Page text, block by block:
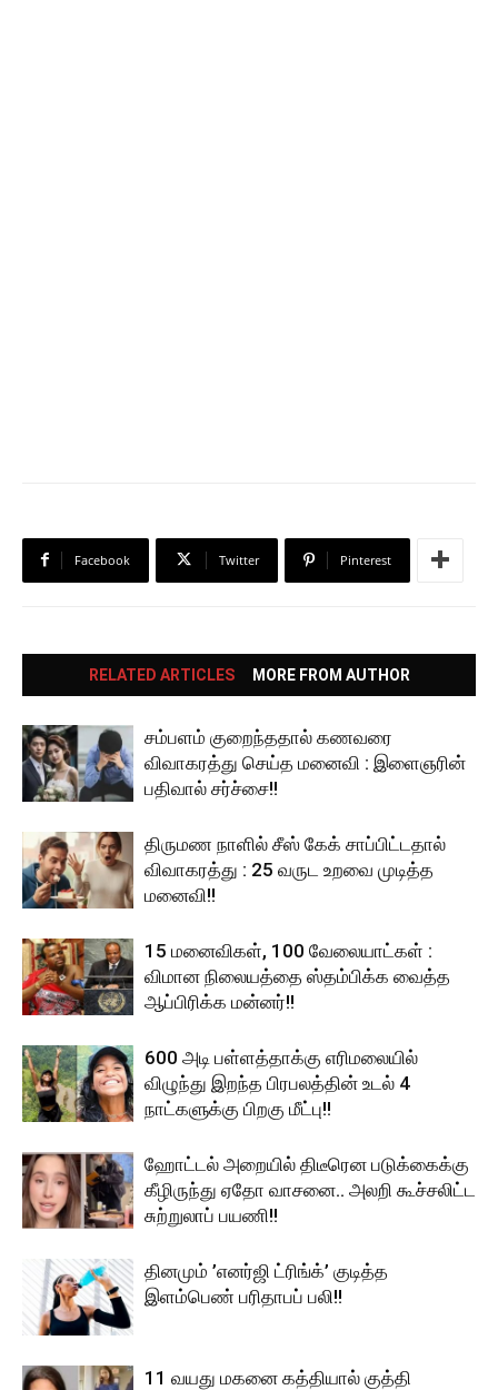
Facebook Twitter Pinterest
RELATED ARTICLES MORE FROM AUTHOR
சம்பளம் குறைந்ததால் கணவரை
விவாகரத்து செய்த மனைவி : இளைஞரின்
பதிவால் சர்ச்சை!!
திருமண நாளில் சீஸ் கேக் சாப்பிட்டதால்
விவாகரத்து : 25 வருட உறவை முடித்த
மனைவி!!
15 மனைவிகள், 100 வேலையாட்கள் :
விமான நிலையத்தை ஸ்தம்பிக்க வைத்த
ஆப்பிரிக்க மன்னர்!!
600 அடி பள்ளத்தாக்கு எரிமலையில்
விழுந்து இறந்த பிரபலத்தின் உடல் 4
நாட்களுக்கு பிறகு மீட்பு!!
ஹோட்டல் அறையில் திடீரென படுக்கைக்கு
கீழிருந்து ஏதோ வாசனை.. அலறி கூச்சலிட்ட
சுற்றுலாப் பயணி!!
தினமும் ’எனர்ஜி ட்ரிங்க்’ குடித்த
இளம்பெண் பரிதாபப் பலி!!
11 வயது மகனை கத்தியால் குத்தி